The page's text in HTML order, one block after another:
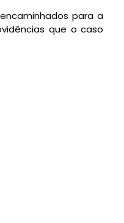
para a
que o caso